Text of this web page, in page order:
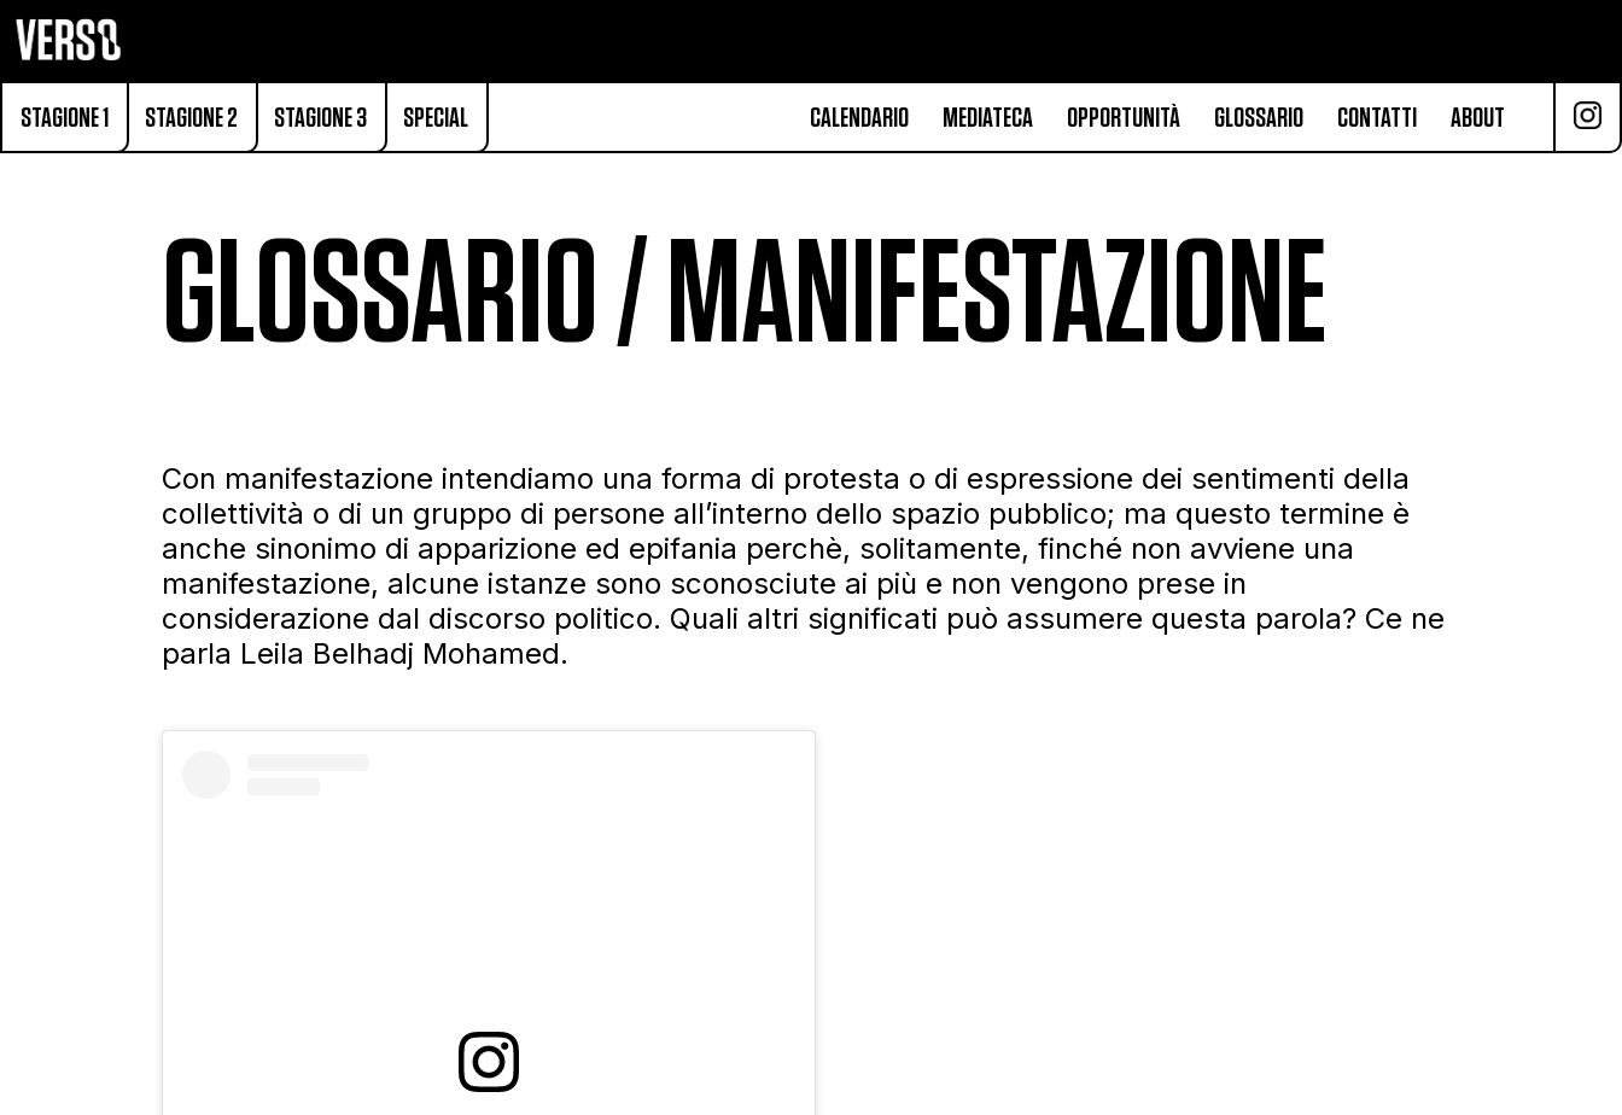
STAGIONE 1 STAGIONE 2 STAGIONE 3 SPECIAL CALENDARIO MEDIATECA OPPORTUNITÀ GLOSSARIO CONTATTI ABOUT
GLOSSARIO / MANIFESTAZIONE
Con manifestazione intendiamo una forma di protesta o di espressione dei sentimenti della
collettività o di un gruppo di persone all’interno dello spazio pubblico; ma questo termine è
anche sinonimo di apparizione ed epifania perchè, solitamente, finché non avviene una
manifestazione, alcune istanze sono sconosciute ai più e non vengono prese in
considerazione dal discorso politico. Quali altri significati può assumere questa parola? Ce ne
parla Leila Belhadj Mohamed.